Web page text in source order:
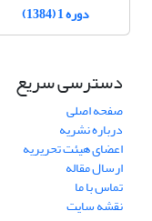
دوره 1 (1384)
دسترسی سریع
صفحه اصلی
درباره نشریه
اعضای هیئت تحریریه
ارسال مقاله
تماس با ما
نقشه سایت